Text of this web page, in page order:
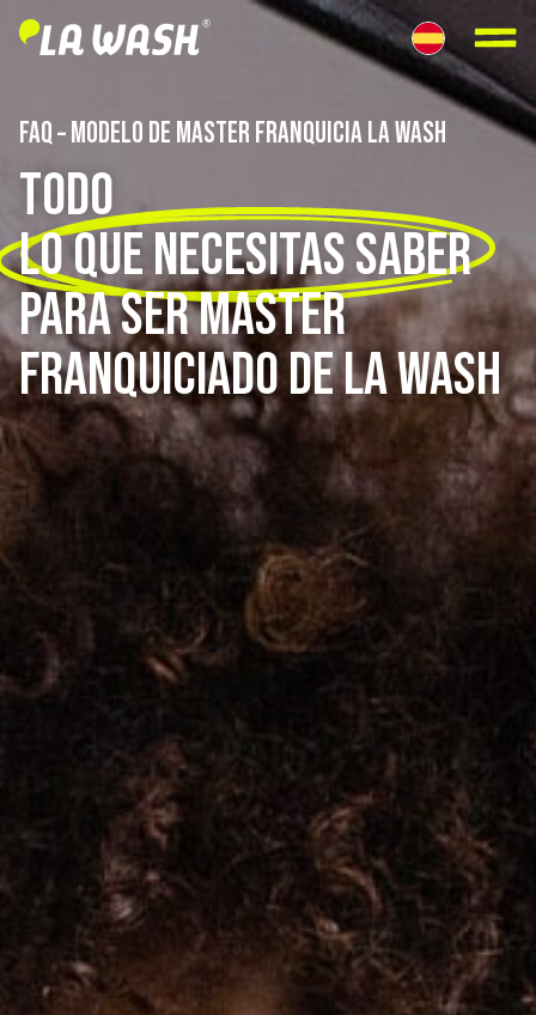
FAQ – MODELO DE MASTER FRANQUICIA LA WASH
TODO
LO QUE NECESITAS SABER
PARA SER MASTER
FRANQUICIADO DE LA WASH